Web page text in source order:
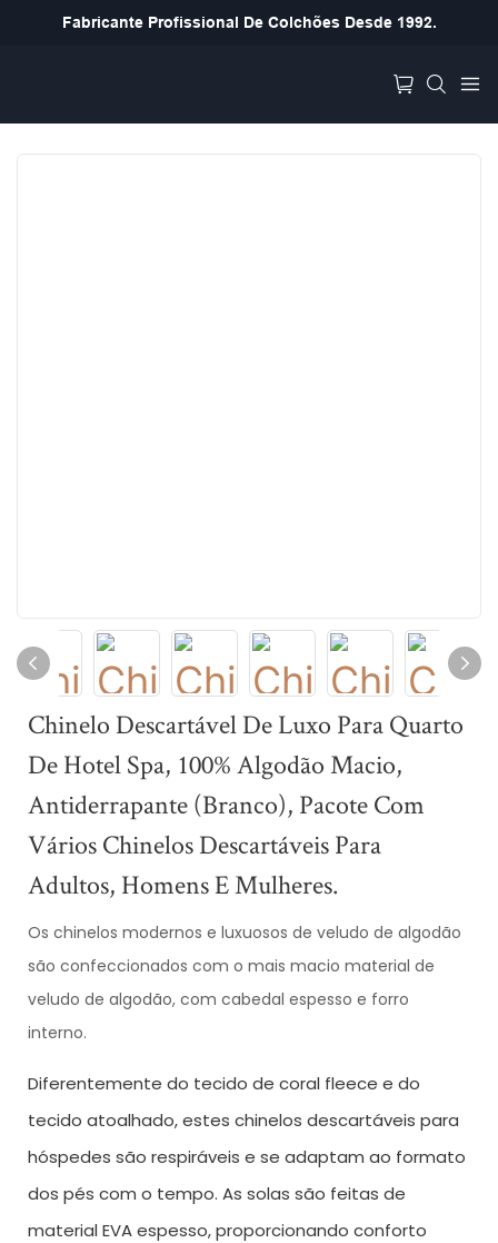
Fabricante Profissional De Colchões Desde 1992.
Chinelo Descartável De Luxo Para Quarto
De Hotel Spa, 100% Algodão Macio,
Antiderrapante (branco), Pacote Com
Vários Chinelos Descartáveis ​​para
Adultos, Homens E Mulheres.
Os chinelos modernos e luxuosos de veludo de algodão
são confeccionados com o mais macio material de
veludo de algodão, com cabedal espesso e forro
interno.
Diferentemente do tecido de coral fleece e do
tecido atoalhado, estes chinelos descartáveis ​​para
hóspedes são respiráveis ​​e se adaptam ao formato
dos pés com o tempo. As solas são feitas de
material EVA espesso, proporcionando conforto